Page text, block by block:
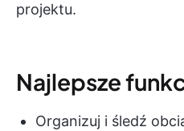
projektu.
Najlepsze
Organizuj i śledź